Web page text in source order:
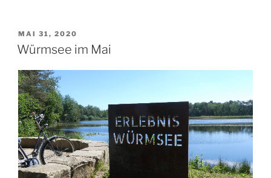
VERÖFFENTLICHT
AM
MAI 31, 2020
Würmsee im Mai